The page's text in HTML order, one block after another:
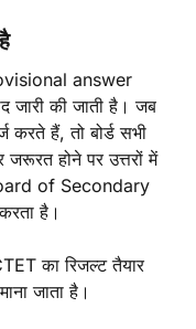
answer
की जाती है। जब
करते हैं, तो बोर्ड सभी
होने पर उत्तरों में
of Secondary
है।
का रिजल्ट तैयार
जाता है।